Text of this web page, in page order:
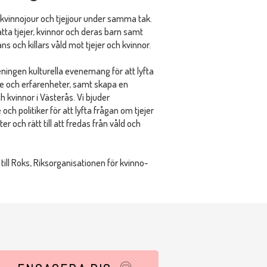
och tjejjour under samma tak.
tjejer, kvinnor och deras barn samt
och killars våld mot tjejer och kvinnor.
kulturella evenemang för att lyfta
och erfarenheter, samt skapa en
kvinnor i Västerås. Vi bjuder
politiker för att lyfta frågan om tjejer
och rätt till att fredas från våld och
Roks, Riksorganisationen för kvinno-